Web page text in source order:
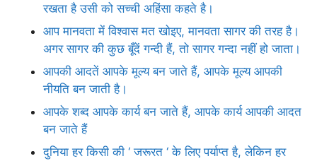
रखता है उसी को सच्ची अहिंसा कहते है।
आप मानवता में विश्वास मत खोइए, मानवता सागर की तरह है।
अगर सागर की कुछ बूँदें गन्दी हैं, तो सागर गन्दा नहीं हो जाता।
आपकी आदतें आपके मूल्य बन जाते हैं, आपके मूल्य आपकी
नीयति बन जाती है।
आपके शब्द आपके कार्य बन जाते हैं, आपके कार्य आपकी आदत
बन जाते हैं
दुनिया हर किसी की ‘ जरूरत ‘ के लिए पर्याप्त है, लेकिन हर